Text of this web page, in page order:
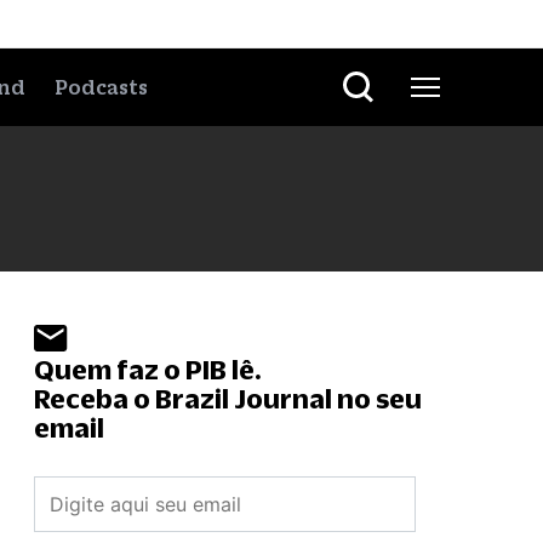
Podcasts
Quem faz o PIB lê.
Receba o Brazil Journal no seu
email